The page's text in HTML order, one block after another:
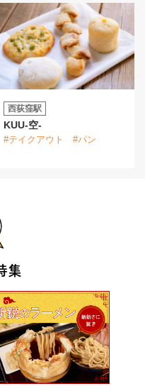
集
西荻窪駅
KUU-空-
#テイクアウト #パン